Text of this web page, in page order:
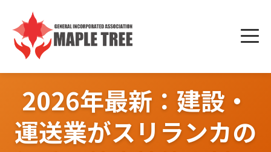
content
メニ
ュー
2026年最新：建設・
運送業がスリランカの